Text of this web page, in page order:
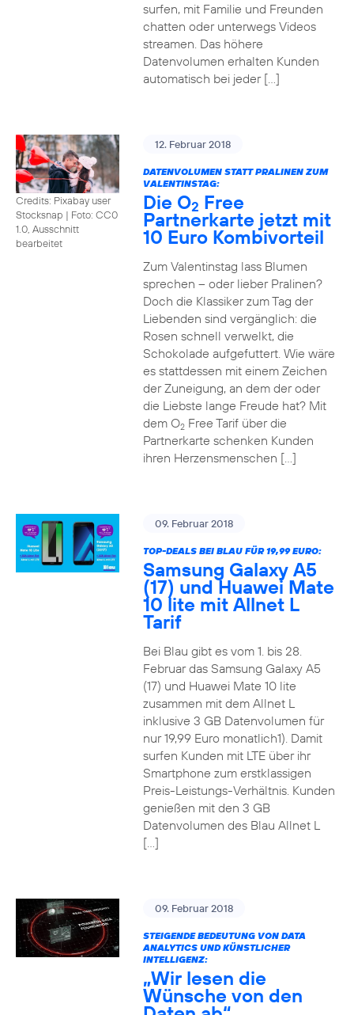
surfen, mit Familie und Freunden
chatten oder unterwegs Videos
streamen. Das höhere
Datenvolumen erhalten Kunden
automatisch bei jeder […]
Credits: Pixabay user
Stocksnap | Foto: CC0
1.0, Ausschnitt
bearbeitet
12. Februar 2018
DATENVOLUMEN STATT PRALINEN ZUM
VALENTINSTAG:
Die O2 Free
Partnerkarte jetzt mit
10 Euro Kombivorteil
Zum Valentinstag lass Blumen
sprechen – oder lieber Pralinen?
Doch die Klassiker zum Tag der
Liebenden sind vergänglich: die
Rosen schnell verwelkt, die
Schokolade aufgefuttert. Wie wäre
es stattdessen mit einem Zeichen
der Zuneigung, an dem der oder
die Liebste lange Freude hat? Mit
dem O2Free Tarif über die
Partnerkarte schenken Kunden
ihren Herzensmenschen […]
09. Februar 2018
TOP-DEALS BEI BLAU FÜR 19,99 EURO:
Samsung Galaxy A5
(17) und Huawei Mate
10 lite mit Allnet L
Tarif
Bei Blau gibt es vom 1. bis 28.
Februar das Samsung Galaxy A5
(17) und Huawei Mate 10 lite
zusammen mit dem Allnet L
inklusive 3 GB Datenvolumen für
nur 19,99 Euro monatlich1). Damit
surfen Kunden mit LTE über ihr
Smartphone zum erstklassigen
Preis-Leistungs-Verhältnis. Kunden
genießen mit den 3 GB
Datenvolumen des Blau Allnet L
[…]
09. Februar 2018
STEIGENDE BEDEUTUNG VON DATA
ANALYTICS UND KÜNSTLICHER
INTELLIGENZ:
„Wir lesen die
Wünsche von den